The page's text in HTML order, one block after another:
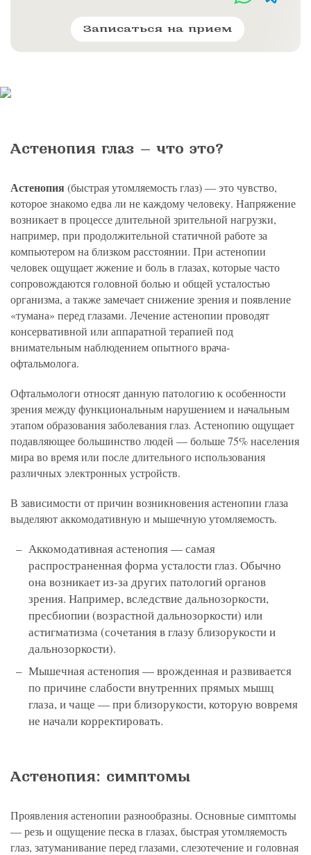
Записаться на прием
Астенопия глаз — что это?
Астенопия (быстрая утомляемость глаз) — это чувство,
которое знакомо едва ли не каждому человеку. Напряжение
возникает в процессе длительной зрительной нагрузки,
например, при продолжительной статичной работе за
компьютером на близком расстоянии. При астенопии
человек ощущает жжение и боль в глазах, которые часто
сопровождаются головной болью и общей усталостью
организма, а также замечает снижение зрения и появление
«тумана» перед глазами. Лечение астенопии проводят
консервативной или аппаратной терапией под
внимательным наблюдением опытного врача-
офтальмолога.
Офтальмологи относят данную патологию к особенности
зрения между функциональным нарушением и начальным
этапом образования заболевания глаз. Астенопию ощущает
подавляющее большинство людей — больше 75% населения
мира во время или после длительного использования
различных электронных устройств.
В зависимости от причин возникновения астенопии глаза
выделяют аккомодативную и мышечную утомляемость.
Аккомодативная астенопия — самая
распространенная форма усталости глаз. Обычно
она возникает из-за других патологий органов
зрения. Например, вследствие дальнозоркости,
пресбиопии (возрастной дальнозоркости) или
астигматизма (сочетания в глазу близорукости и
дальнозоркости).
Мышечная астенопия — врожденная и развивается
по причине слабости внутренних прямых мышц
глаза, и чаще — при близорукости, которую вовремя
не начали корректировать.
Астенопия: симптомы
Проявления астенопии разнообразны. Основные симптомы
— резь и ощущение песка в глазах, быстрая утомляемость
глаз, затуманивание перед глазами, слезотечение и головная
Yell ПроДокторов
Я соглашаюсь на получение рассылки в соответствии с ФЗ от
13.03.2006 №38-ФЗ на условиях и для целей, определенных
политикой конфиденциальности
Беликовой Е.И.
Елена, персональный менеджер
13.03.2006 №38-ФЗ на условиях и для целей, определенных
политикой конфиденциальности
Отправить
13.03.2006 №38-ФЗ на условиях и для целей, определенных
политикой конфиденциальности
Нажимая на кнопку «Отправить», вы даете согласие
на обработкуперсональных данных
Я соглашаюсь на получение рассылки в соответствии с ФЗ от